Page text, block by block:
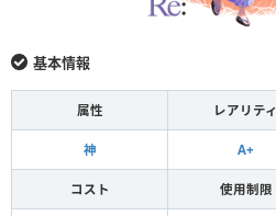
基本情報
属性 レアリティ
神 A+
コスト 使用制限